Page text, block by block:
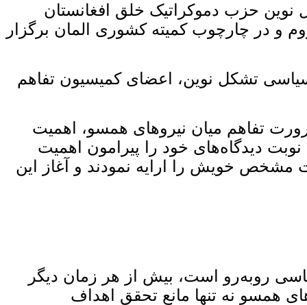
حزب دموکراتیک خلق افغانستان
سال ۲۰۲۶ میلادی، از طریق شبکه زوم و در چارچوب کمیته کشوری المان برگزار
تشکل نوین، اعضای کمیسیون تفاهم
تفاهم میان نیروهای همسو، اهمیت
دیدگاه‌های خود را پیرامون اهمیت
خویش را ارایه نمودند و آغاز این
روبه‌رو است، بیش از هر زمان دیگر
همسو نه تنها مانع تحقق اهداف